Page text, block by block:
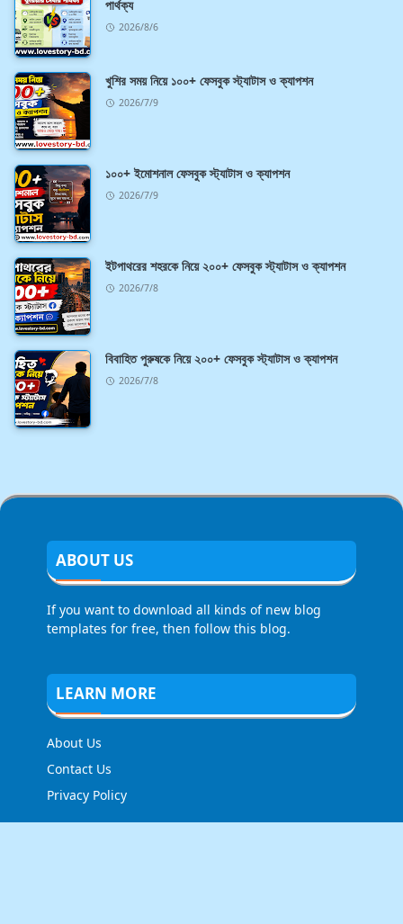
পার্থক্য
2026/8/6
খুশির সময় নিয়ে ১০০+ ফেসবুক স্ট্যাটাস ও ক্যাপশন
2026/7/9
১০০+ ইমোশনাল ফেসবুক স্ট্যাটাস ও ক্যাপশন
2026/7/9
ইটপাথরের শহরকে নিয়ে ২০০+ ফেসবুক স্ট্যাটাস ও ক্যাপশন
2026/7/8
বিবাহিত পুরুষকে নিয়ে ২০০+ ফেসবুক স্ট্যাটাস ও ক্যাপশন
2026/7/8
ABOUT US
If you want to download all kinds of new blog
templates for free, then follow this blog.
LEARN MORE
About Us
Contact Us
Privacy Policy